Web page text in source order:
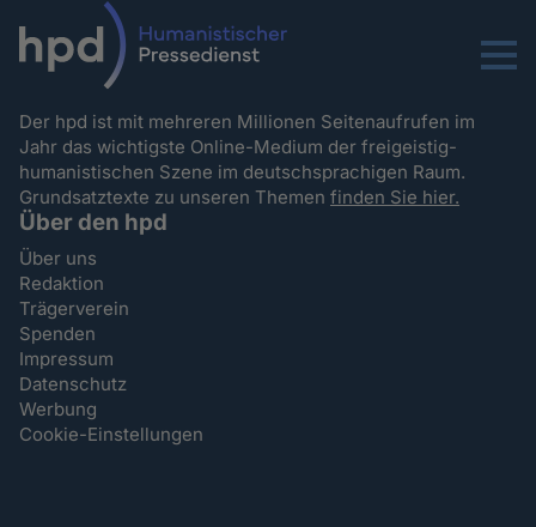
Menu
Der hpd ist mit mehreren Millionen Seitenaufrufen im
Jahr das wichtigste Online-Medium der freigeistig-
humanistischen Szene im deutschsprachigen Raum.
Grundsatztexte zu unseren Themenfinden Sie hier.
Über den hpd
Über uns
Redaktion
Trägerverein
Spenden
Impressum
Datenschutz
Werbung
Cookie-Einstellungen